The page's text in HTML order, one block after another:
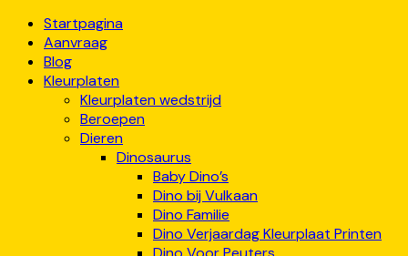
Startpagina
Aanvraag
Blog
Kleurplaten
Kleurplaten wedstrijd
Beroepen
Dieren
Dinosaurus
Baby Dino’s
Dino bij Vulkaan
Dino Familie
Dino Verjaardag Kleurplaat Printen